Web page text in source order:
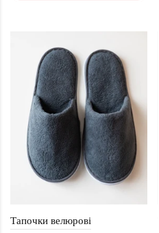
Тапочки велюрові